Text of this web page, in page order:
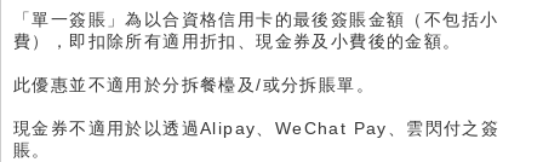
「單一簽賬」為以合資格信用卡的最後簽賬金額（不包括小
費），即扣除所有適用折扣、現金券及小費後的金額。
此優惠並不適用於分拆餐檯及/或分拆賬單。
現金券不適用於以透過Alipay、WeChat Pay、雲閃付之簽
賬。